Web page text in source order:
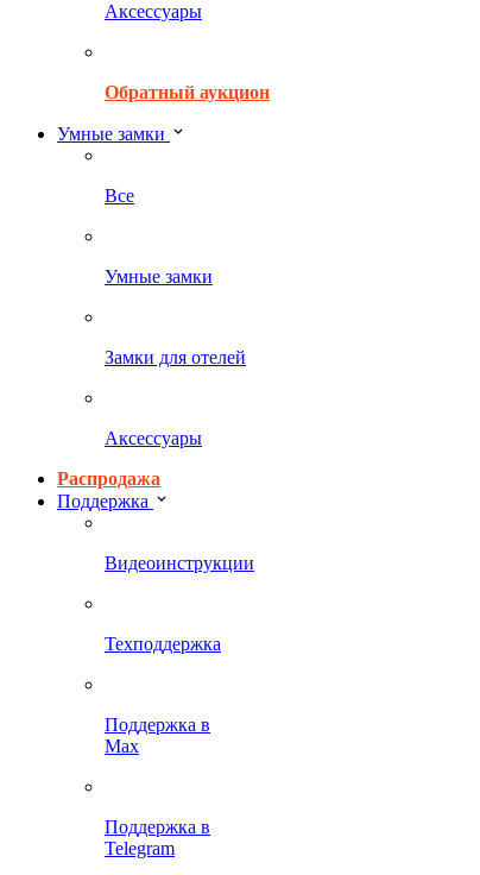
Аксессуары
Обратный аукцион
Умные замки
Все
Умные замки
Замки для отелей
Аксессуары
Распродажа
Поддержка
Видеоинструкции
Техподдержка
Поддержка в
Max
Поддержка в
Telegram